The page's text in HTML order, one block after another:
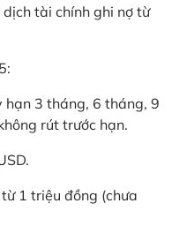
tài chính ghi nợ từ
3 tháng, 6 tháng, 9
rút trước hạn.
1 triệu đồng (chưa